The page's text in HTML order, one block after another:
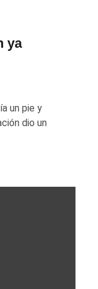
ya
un pie y
dio un